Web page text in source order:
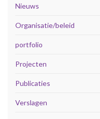
Nieuws
Organisatie/beleid
portfolio
Projecten
Publicaties
Verslagen